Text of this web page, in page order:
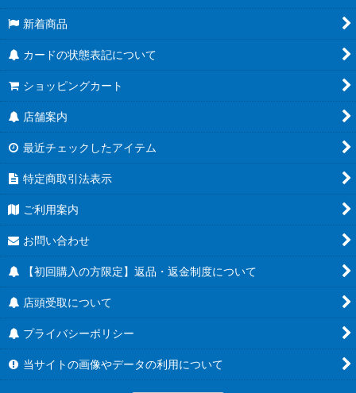
新着商品
カードの状態表記について
ショッピングカート
店舗案内
最近チェックしたアイテム
特定商取引法表示
ご利用案内
お問い合わせ
【初回購入の方限定】返品・返金制度について
店頭受取について
プライバシーポリシー
当サイトの画像やデータの利用について